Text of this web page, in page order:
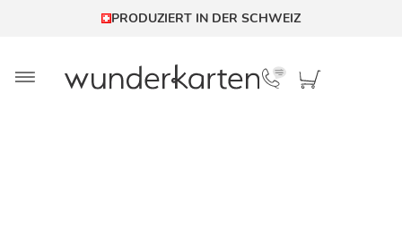
PRODUZIERT IN DER SCHWEIZ